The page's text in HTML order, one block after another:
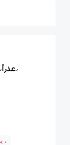
عذراً، عليك الانضمام الى هذهِ القناة أولاً،
يمكنك ايضاً تجربة هذه البوتات،